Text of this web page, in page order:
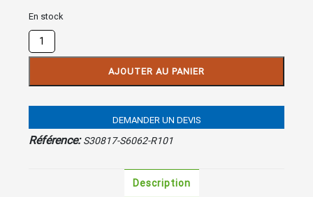
En stock
quantité
de
AJOUTER AU PANIER
DEMANDER UN DEVIS
Référence:S30817-S6062-R101
Description